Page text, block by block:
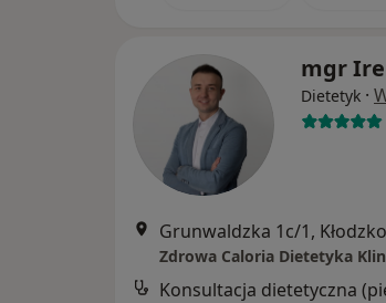
mgr
Dietetyk ·
Grunwaldzka 1c/1, Kłodzko
Zdrowa Caloria Dietetyka
Konsultacja dietetyczna